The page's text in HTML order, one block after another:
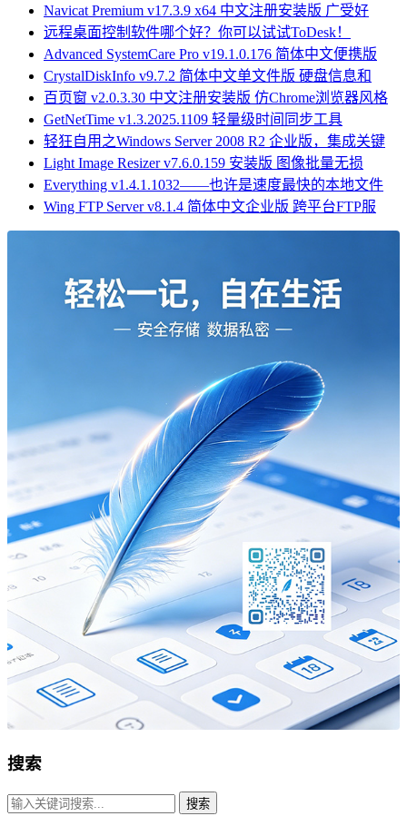
Navicat Premium v17.3.9 x64 中文注册安装版 广受好
远程桌面控制软件哪个好？你可以试试ToDesk！
Advanced SystemCare Pro v19.1.0.176 简体中文便携版
CrystalDiskInfo v9.7.2 简体中文单文件版 硬盘信息和
百页窗 v2.0.3.30 中文注册安装版 仿Chrome浏览器风格
GetNetTime v1.3.2025.1109 轻量级时间同步工具
轻狂自用之Windows Server 2008 R2 企业版，集成关键
Light Image Resizer v7.6.0.159 安装版 图像批量无损
Everything v1.4.1.1032——也许是速度最快的本地文件
Wing FTP Server v8.1.4 简体中文企业版 跨平台FTP服
搜索
搜索